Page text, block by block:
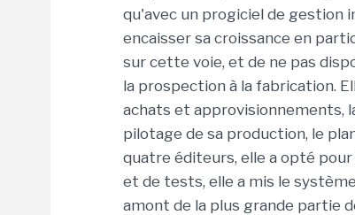
qu'avec un progiciel de gestion
encaisser sa croissance en
sur cette voie, et de ne pas
la prospection à la fabrication.
achats et approvisionnements,
pilotage de sa production, le
quatre éditeurs, elle a opté
et de tests, elle a mis le
amont de la plus grande partie